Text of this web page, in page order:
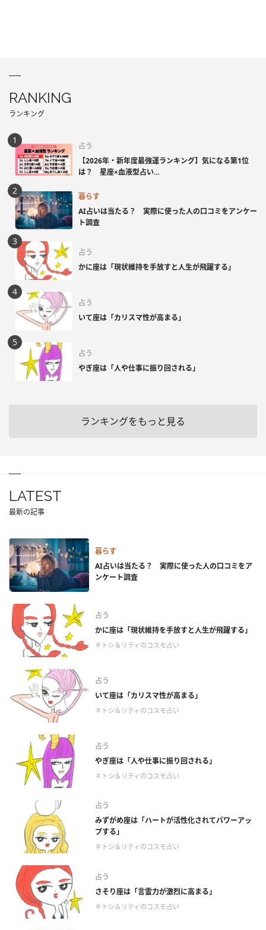
RANKING
ランキング
占う
【2026年・新年度最強運ランキング】気になる第1位
は？ 星座×血液型占い...
暮らす
AI占いは当たる？ 実際に使った人の口コミをアンケー
ト調査
占う
かに座は「現状維持を手放すと人生が飛躍する」
占う
いて座は「カリスマ性が高まる」
占う
やぎ座は「人や仕事に振り回される」
ランキングをもっと見る
LATEST
最新の記事
暮らす
AI占いは当たる？ 実際に使った人の口コミをア
ンケート調査
占う
かに座は「現状維持を手放すと人生が飛躍する」
＃トシ＆リティのコスモ占い
占う
いて座は「カリスマ性が高まる」
＃トシ＆リティのコスモ占い
占う
やぎ座は「人や仕事に振り回される」
＃トシ＆リティのコスモ占い
占う
みずがめ座は「ハートが活性化されてパワーアッ
プする」
＃トシ＆リティのコスモ占い
占う
さそり座は「言霊力が激烈に高まる」
＃トシ＆リティのコスモ占い